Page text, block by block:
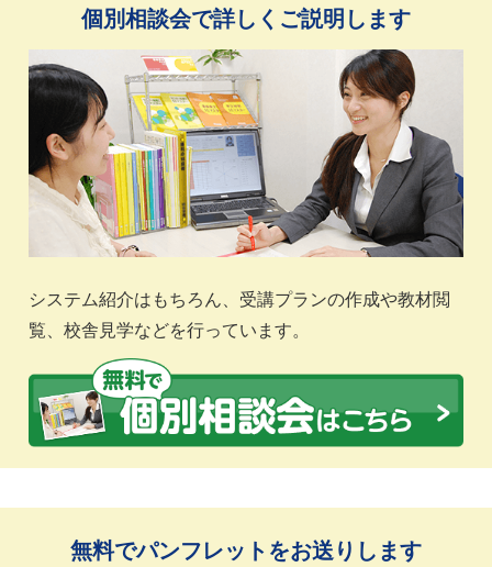
個別相談会で詳しくご説明します
システム紹介はもちろん、受講プランの作成や教材閲
覧、校舎見学などを行っています。
無料でパンフレットをお送りします